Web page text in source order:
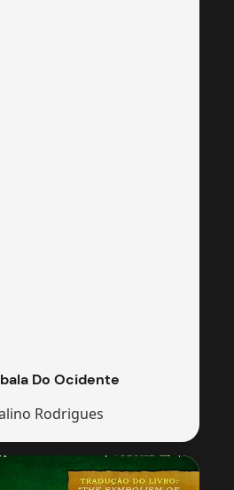
Do Ocidente
Rodrigues